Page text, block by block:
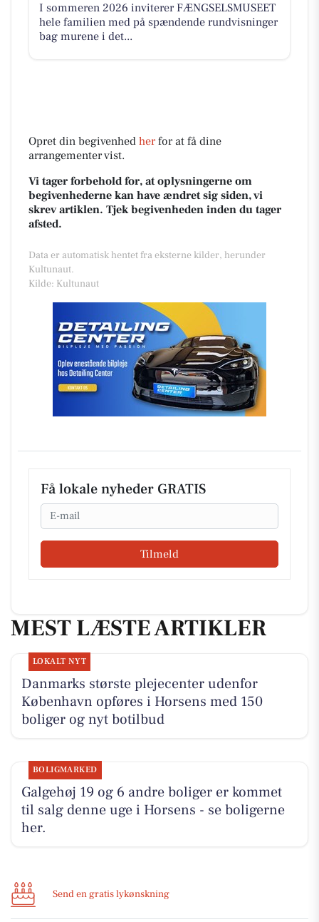
I sommeren 2026 inviterer FÆNGSELSMUSEET
hele familien med på spændende rundvisninger
bag murene i det...
Opret din begivenhed herfor at få dine
arrangementer vist.
Vi tager forbehold for, at oplysningerne om
begivenhederne kan have ændret sig siden, vi
skrev artiklen. Tjek begivenheden inden du tager
afsted.
Data er automatisk hentet fra eksterne kilder, herunder
Kultunaut.
Kilde: Kultunaut
Få lokale nyheder GRATIS
Email
Tilmeld
MEST LÆSTE ARTIKLER
LOKALT NYT
Danmarks største plejecenter udenfor
København opføres i Horsens med 150
boliger og nyt botilbud
BOLIGMARKED
Galgehøj 19 og 6 andre boliger er kommet
til salg denne uge i Horsens - se boligerne
her.
Send en gratis lykønskning